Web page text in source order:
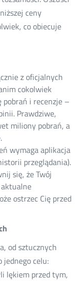
ceny
co obiecuje
z oficjalnych
cokolwiek
pobrań i recenzje –
Prawdziwe,
miliony pobrań, a
wymaga aplikacja
przeglądania).
się, że Twój
ostrzec Cię przed
od sztucznych
jednego celu:
lękiem przed tym,